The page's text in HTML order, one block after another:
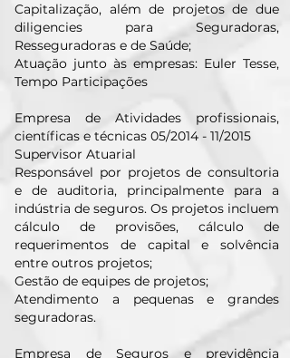
Capitalização, além de projetos de due
diligencies para Seguradoras,
Resseguradoras e de Saúde;
Atuação junto às empresas: Euler Tesse,
Tempo Participações
Empresa de Atividades profissionais,
científicas e técnicas 05/2014 - 11/2015
Supervisor Atuarial
Responsável por projetos de consultoria
e de auditoria, principalmente para a
indústria de seguros. Os projetos incluem
cálculo de provisões, cálculo de
requerimentos de capital e solvência
entre outros projetos;
Gestão de equipes de projetos;
Atendimento a pequenas e grandes
seguradoras.
Empresa de Seguros e previdência